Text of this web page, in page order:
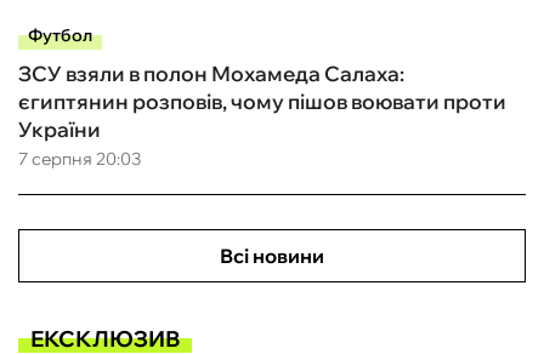
Футбол
7 серпня 20:03
ЗСУ взяли в полон Мохамеда Салаха:
єгиптянин розповів, чому пішов воювати проти
України
Всі новини
ЕКСКЛЮЗИВ